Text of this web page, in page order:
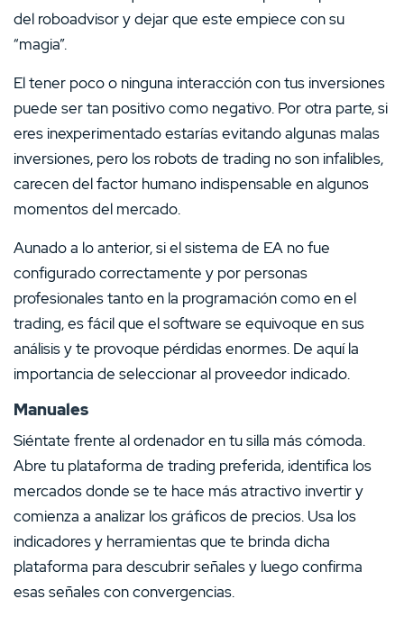
del roboadvisor y dejar que este empiece con su
“magia”.
El tener poco o ninguna interacción con tus inversiones
puede ser tan positivo como negativo. Por otra parte, si
eres inexperimentado estarías evitando algunas malas
inversiones, pero los robots de trading no son infalibles,
carecen del factor humano indispensable en algunos
momentos del mercado.
Aunado a lo anterior, si el sistema de EA no fue
configurado correctamente y por personas
profesionales tanto en la programación como en el
trading, es fácil que el software se equivoque en sus
análisis y te provoque pérdidas enormes. De aquí la
importancia de seleccionar al proveedor indicado.
Manuales
Siéntate frente al ordenador en tu silla más cómoda.
Abre tu plataforma de trading preferida, identifica los
mercados donde se te hace más atractivo invertir y
comienza a analizar los gráficos de precios. Usa los
indicadores y herramientas que te brinda dicha
plataforma para descubrir señales y luego confirma
esas señales con convergencias.